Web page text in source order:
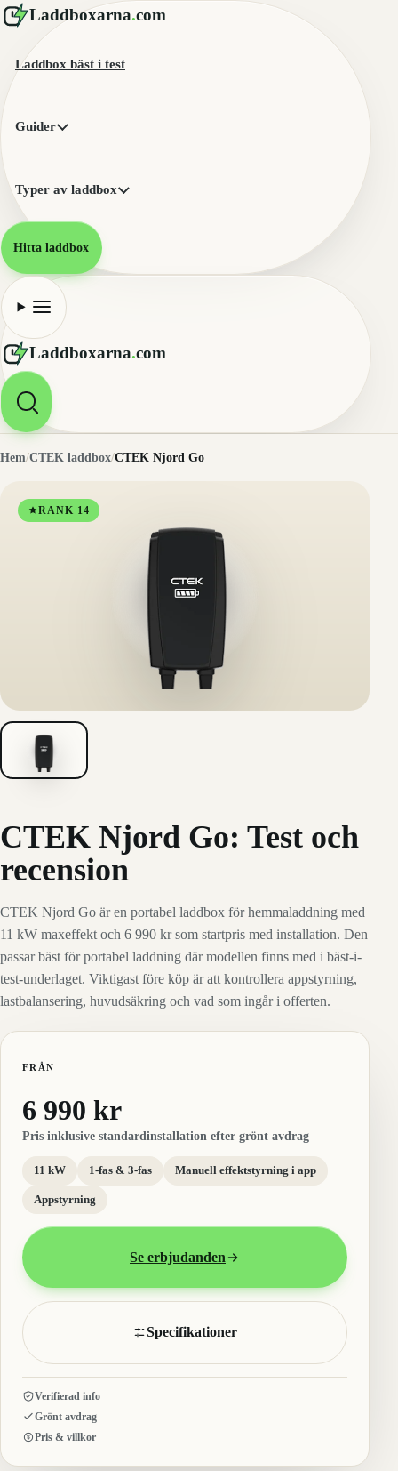
Laddboxarna.com
Laddbox bäst i test
Guider
Typer av laddbox
Hitta laddbox
Laddboxarna.com
Hem/CTEK laddbox/CTEK Njord Go
RANK 14
CTEK Njord Go: Test och
recension
CTEK Njord Go är en portabel laddbox för hemmaladdning med
11 kW maxeffekt och 6 990 kr som startpris med installation. Den
passar bäst för portabel laddning där modellen finns med i bäst-i-
test-underlaget. Viktigast före köp är att kontrollera appstyrning,
lastbalansering, huvudsäkring och vad som ingår i offerten.
FRÅN
6 990 kr
Pris inklusive standardinstallation efter grönt avdrag
11 kW 1-fas & 3-fas Manuell effektstyrning i app
Appstyrning
Se erbjudanden
Specifikationer
Verifierad info
Grönt avdrag
Pris & villkor